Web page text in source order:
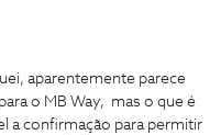
aparentemente parece
o MB Way, mas o que é
a confirmação para permitir